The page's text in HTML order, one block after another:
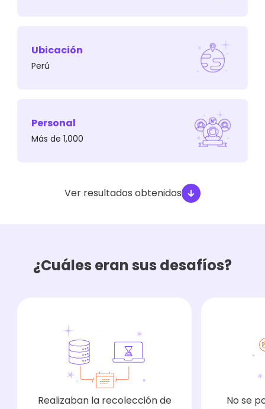
categorizar los envíos de emails.
tipo de data era manual, lo cual generaba
retrasos y mayor gasto de recursos.
Ubicación
Perú
Personal
Más de 1,000
Ver resultados obtenidos
¿Cuáles eran sus desafíos?
Realizaban la recolección de
No se